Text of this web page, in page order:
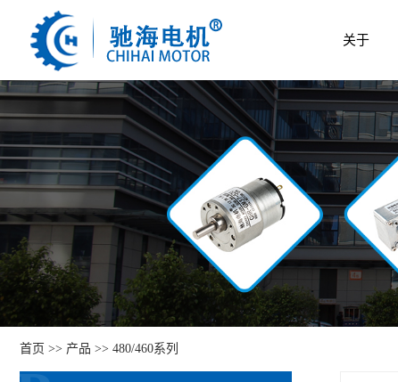
关于
首页 >> 产品 >> 480/460系列